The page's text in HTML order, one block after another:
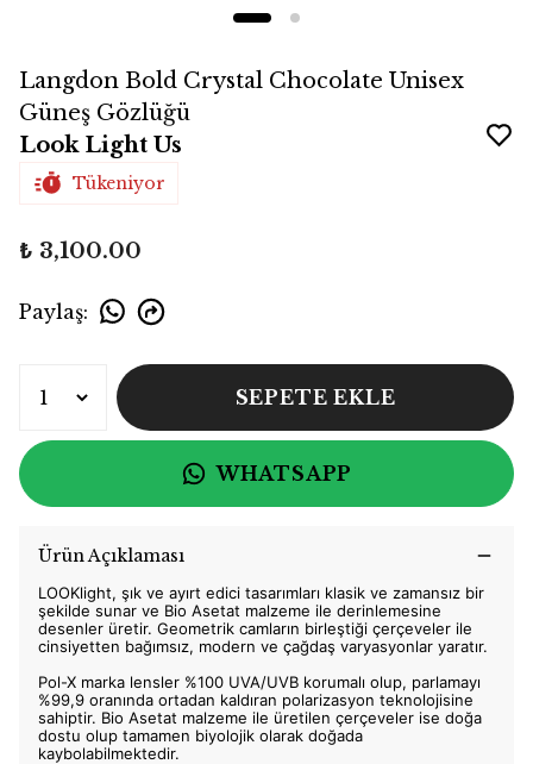
Langdon Bold Crystal Chocolate Unisex
Güneş Gözlüğü
Look Light Us
Tükeniyor
₺ 3,100.00
Paylaş:
SEPETE EKLE
WHATSAPP
Ürün Açıklaması
LOOKlight, şık ve ayırt edici tasarımları klasik ve zamansız bir
şekilde sunar ve Bio Asetat malzeme ile derinlemesine
desenler üretir. Geometrik camların birleştiği çerçeveler ile
cinsiyetten bağımsız, modern ve çağdaş varyasyonlar yaratır.
Pol-X marka lensler %100 UVA/UVB korumalı olup, parlamayı
%99,9 oranında ortadan kaldıran polarizasyon teknolojisine
sahiptir. Bio Asetat malzeme ile üretilen çerçeveler ise doğa
dostu olup tamamen biyolojik olarak doğada
kaybolabilmektedir.